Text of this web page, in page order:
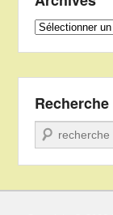
Archives
Recherche
Recherche